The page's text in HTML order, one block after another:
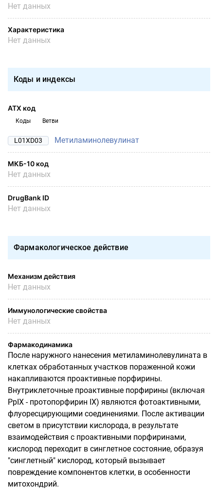
Нет данных
Характеристика
Нет данных
Коды и индексы
АТХ код
Коды Ветви
L01XD03 Метиламинолевулинат
МКБ-10 код
Нет данных
DrugBank ID
Нет данных
Фармакологическое действие
Механизм действия
Нет данных
Иммунологические свойства
Нет данных
Фармакодинамика
После наружного нанесения метиламинолевулината в
клетках обработанных участков пораженной кожи
накапливаются проактивные порфирины.
Внутриклеточные проактивные порфирины (включая
PpIX - протопорфирин IX) являются фотоактивными,
флуоресцирующими соединениями. После активации
светом в присутствии кислорода, в результате
взаимодействия с проактивными порфиринами,
кислород переходит в синглетное состояние, образуя
"синглетный" кислород, который вызывает
повреждение компонентов клетки, в особенности
митохондрий.